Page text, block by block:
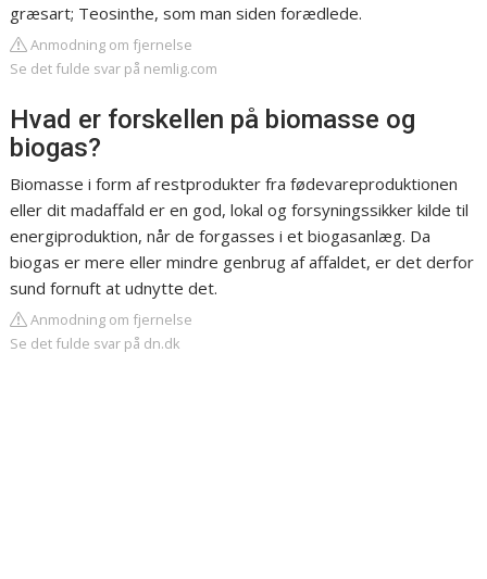
græsart; Teosinthe, som man siden forædlede.
Anmodning om fjernelse
Se det fulde svar på nemlig.com
Hvad er forskellen på biomasse og
biogas?
Biomasse i form af restprodukter fra fødevareproduktionen
eller dit madaffald er en god, lokal og forsyningssikker kilde til
energiproduktion, når de forgasses i et biogasanlæg. Da
biogas er mere eller mindre genbrug af affaldet, er det derfor
sund fornuft at udnytte det.
Anmodning om fjernelse
Se det fulde svar på dn.dk